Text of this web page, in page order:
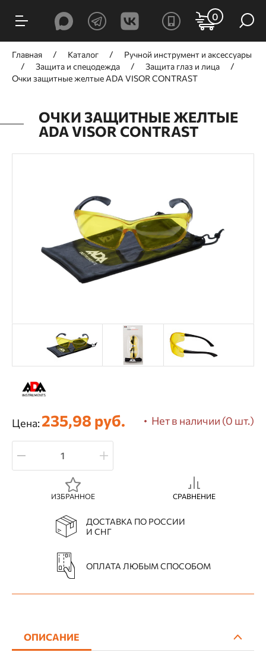
0
Главная Каталог
Ручной инcтрумент и аксессуары
Защита и спецодежда
Защита глаз и лица
Очки защитные желтые ADA VISOR CONTRAST
ОЧКИ ЗАЩИТНЫЕ ЖЕЛТЫЕ
ADA VISOR CONTRAST
Нет в наличии (0 шт.)
Цена:235,98 руб.
ИЗБРАННОЕ СРАВНЕНИЕ
ДОСТАВКА ПО РОССИИ
И СНГ
ОПЛАТА ЛЮБЫМ СПОСОБОМ
ОПИСАНИЕ